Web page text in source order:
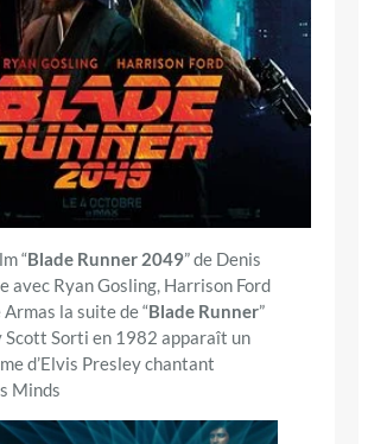
“Blade Runner 2049” de Denis
avec Ryan Gosling, Harrison Ford
la suite de “Blade Runner”
Scott Sorti en 1982 apparaît un
d’Elvis Presley chantant
Minds